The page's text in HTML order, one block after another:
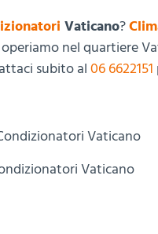
Vaticano?
nel quartiere
subito al06 6622151
Vaticano